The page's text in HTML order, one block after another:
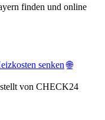
finden und online
senken 🌐
von CHECK24